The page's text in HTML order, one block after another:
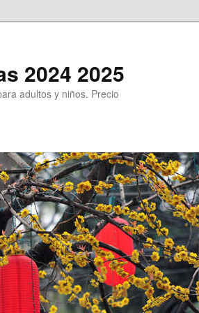
2024 2025
adultos y niños. Precio